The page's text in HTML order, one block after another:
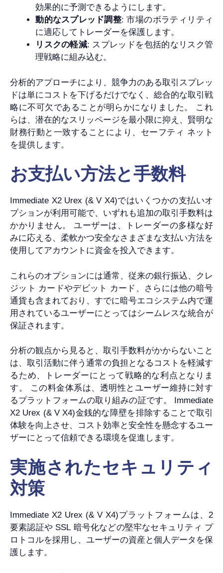
効果的に予測できるようにします。
動的なスプレッド調整: 市場のボラティリティ
に適応してトレーダーを保護します。
リスクの軽減: スプレッドを包括的なリスク管
理戦略に組み込む。
分析的アプローチにより、競争力のある取引スプレッ
ドは単にコストを下げるだけでなく、総合的な取引戦
略に不可欠であることが明らかになりました。 これ
らは、潜在的なスリッページを最小限に抑え、賢明な
財務行動と一致することにより、セーフティ ネット
を提供します。
お支払い方法と手数料
Immediate X2 Urex (& V X4)ではいくつかの支払いオ
プションが利用可能で、いずれも追加の取引手数料は
かかりません。 ユーザーは、トレーダーの多様な好
みに応える、柔軟かつ安全なさまざまな支払い方法を
使用してアカウントに資金を投入できます。
これらのオプションには通常、従来の銀行振込、クレ
ジット カードやデビット カード、さらには他の暗号
通貨も含まれており、すでに暗号エコシステム内で運
用されているユーザーにとってはシームレスな統合が
保証されます。
分析の観点から見ると、取引手数料がかからないこと
は、取引活動に伴う通常の負担となるコストを軽減す
るため、トレーダーにとって戦略的な利点となりま
す。 この料金体系は、透明性とユーザー維持に対す
るプラットフォームの取り組みの証です。 Immediate
X2 Urex (& V X4)金銭的な障壁を排除することで取引
体験を向上させ、コスト効率と安全性を懸念するユー
ザーにとって信頼できる環境を促進します。
実施されたセキュリティ
対策
Immediate X2 Urex (& V X4)プラットフォームは、2
要素認証や SSL 暗号化などの堅牢なセキュリティ プ
ロトコルを採用し、ユーザーの資産と個人データを保
護します。